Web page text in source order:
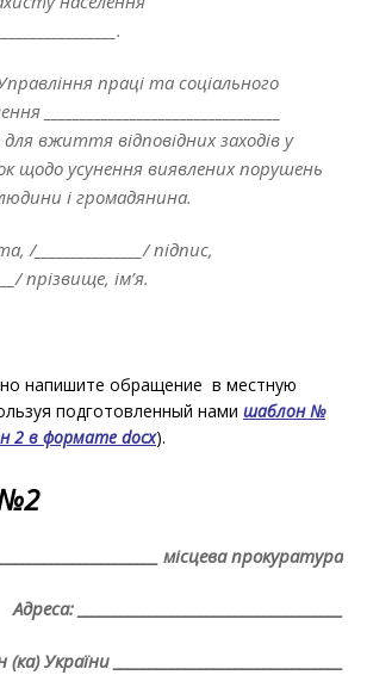
праці та соціального
_________________________________
вжиття відповідних заходів у
щодо усунення виявлених порушень
і громадянина.
/_______________/ підпис,
прізвище, ім’я.
напишите обращение в местную
подготовленный нами шаблон №
2 в формате docx).
місцева прокуратура
Адреса: _____________________________________
України ________________________________